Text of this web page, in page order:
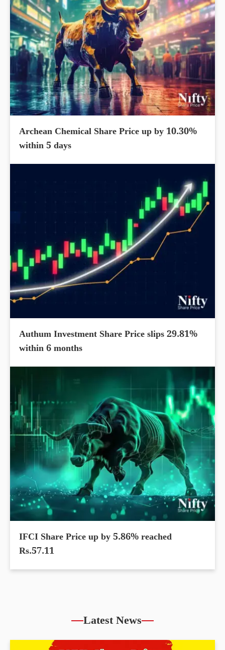
Archean Chemical Share Price up by 10.30%
within 5 days
Authum Investment Share Price slips 29.81%
within 6 months
IFCI Share Price up by 5.86% reached
Rs.57.11
Latest News